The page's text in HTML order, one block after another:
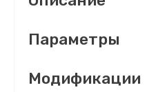
Параметры
Модификации